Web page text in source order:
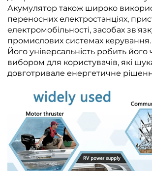
Акумулятор також широко
переносних електростанціях,
електромобільності, засобах
промислових системах керування.
Його універсальність робить його
вибором для користувачів, які
довготривале енергетичне